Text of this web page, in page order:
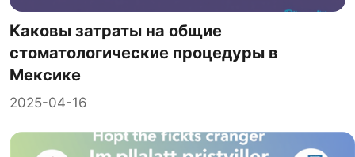
Каковы затраты на общие
стоматологические процедуры в
Мексике
2025-04-16